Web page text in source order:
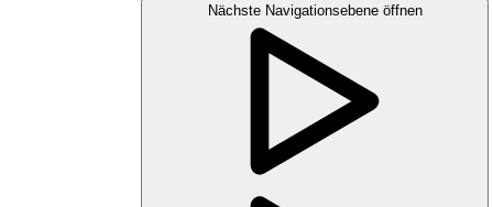
Nächste Navigationsebene öffnen